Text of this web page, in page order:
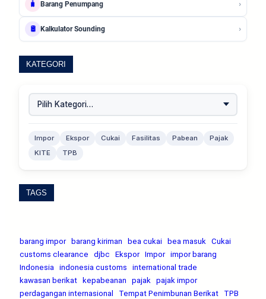
🧳 Barang Penumpang ›
🛢️ Kalkulator Sounding ›
KATEGORI
Impor Ekspor Cukai Fasilitas Pabean
Pajak
KITE
TPB
TAGS
barang impor barang kiriman bea cukai bea masuk
Cukai
customs clearance
djbc Ekspor Impor impor barang
Indonesia
indonesia customs
international trade
kawasan berikat
kepabeanan pajak
pajak impor
perdagangan internasional
Tempat Penimbunan Berikat TPB